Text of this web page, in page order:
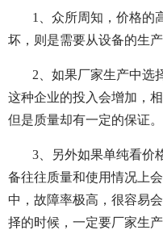
1、众所周知，价格的
坏，则是需要从设备的生
2、如果厂家生产中选
这种企业的投入会增加，
但是质量却有一定的保证。
3、另外如果单纯看价
备往往质量和使用情况上
中，故障率极高，很容易
择的时候，一定要厂家生